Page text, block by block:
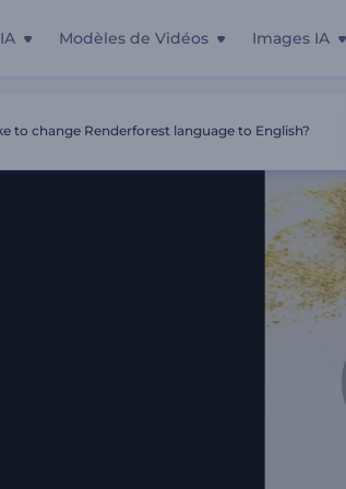
Modèles de Vidéos Images IA
to change Renderforest language to English?